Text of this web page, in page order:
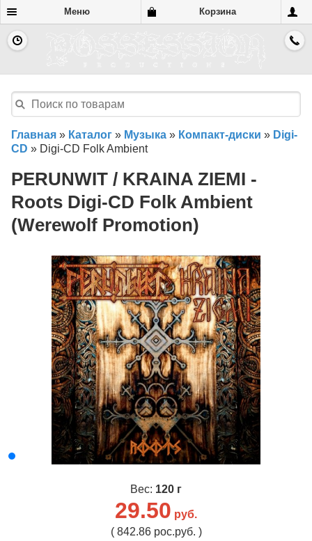
Меню Корзина
Главная » Каталог » Музыка » Компакт-диски » Digi-
CD » Digi-CD Folk Ambient
PERUNWIT / KRAINA ZIEMI -
Roots Digi-CD Folk Ambient
(Werewolf Promotion)
Вес: 120 г
29.50 руб.
( 842.86 рос.руб. )